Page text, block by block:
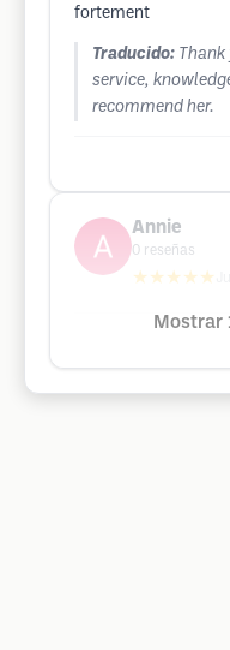
fortement
Traducido:
service,
recommend her.
Annie
reseñas
★★★★★
Mostrar